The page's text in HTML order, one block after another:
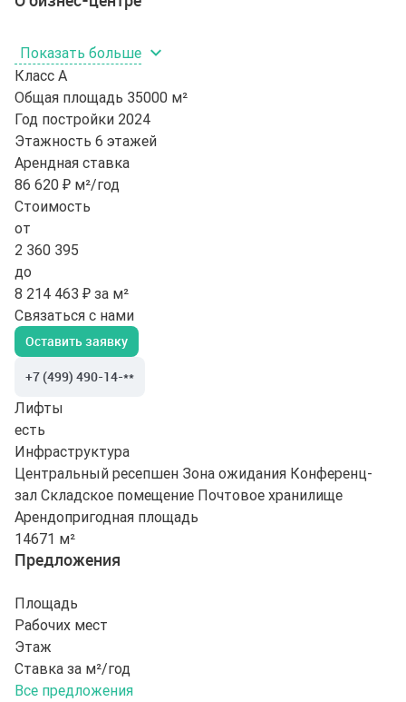
Показать больше
Класс A
Общая площадь 35000 м²
Год постройки 2024
Этажность 6 этажей
Арендная ставка
86 620 ₽ м²/год
Стоимость
от
2 360 395
до
8 214 463 ₽ за м²
Связаться с нами
Оставить заявку
+7 (499) 490-14-**
Лифты
есть
Инфраструктура
Центральный ресепшен Зона ожидания Конференц-
зал Складское помещение Почтовое хранилище
Арендопригодная площадь
14671 м²
Предложения
Площадь
Рабочих мест
Этаж
Ставка за м²/год
Все предложения